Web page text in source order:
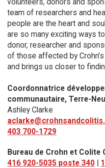
team of researchers and
people are the heart and
are so many exciting ways
donor, researcher and
of those affected by
and brings us closer to
Coordonnatrice
communautaire, Terre-
Ashley Clarke
403 700-1729
Bureau de Crohn et Colite
416 920-5035 poste 340 |